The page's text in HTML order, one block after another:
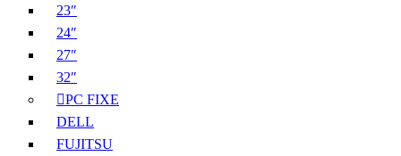
23″
24″
27″
32″
PC FIXE
DELL
FUJITSU